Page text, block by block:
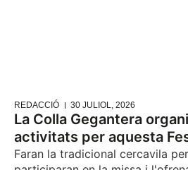
REDACCIÓ 30 JULIOL, 2026
La Colla Gegantera
activitats per aquesta
Faran la tradicional cercavila